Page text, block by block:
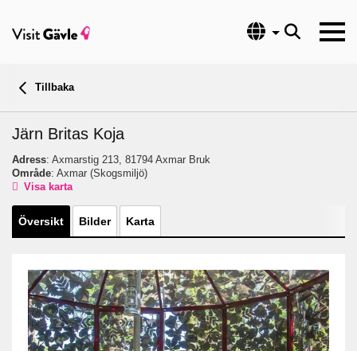
Språk
Tillbaka
Järn Britas Koja
Adress: Axmarstig 213, 81794 Axmar Bruk
Område: Axmar (Skogsmiljö)
Visa karta
Översikt Bilder Karta